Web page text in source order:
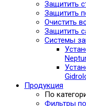
Защитить
Защитить
Очистить
Защитить
Системы
Продукция
По
Фильтры